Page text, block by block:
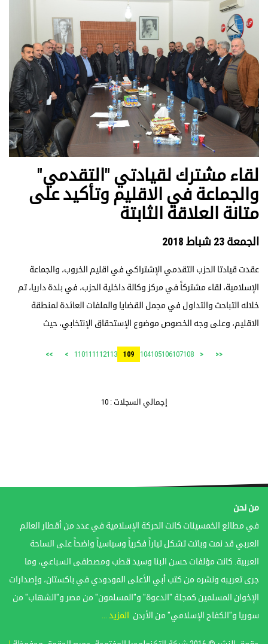
لقاء مشترك لقيادتي "التقدمي"
والجماعة في الاقليم وتأكيد على
متانة العلاقة الثابتة
الجمعة 23 شباط 2018
عقدت قيادتا الحزب التقدمي الإشتراكي في اقليم الخروب، والجماعة
الإسلامية، لقاء مشتركاً في مركز وكالة داخلية الحزب، في بلدة داريا، تم
خلاله التباحث والتداول في مجمل القضايا والملفات العائدة لمنطقة
الاقليم، وعلى وجه الخصوص موضوع الإستحقاق الإنتخابي، حيث
<<
<
104105106107108
109
110111112113
>
>>
إجمالي السجلات : 10
من نحن
في مطالع الخمسينات كانت الحركة الإسلامية في عدد من أقطار العالم
العربي قد نمت وباتت تشكل تياراً فكرياً وسياسياً واضحاً على الساحة
العربية. كانت مؤلفات حسن البنا وسيد قطب ومصطفى السباعي، وما
جرى تعريبه ونشره من كتب أبي الأعلى المودودي في باكستان، وإصدارات
الإخوان المسلمين كمجلة "الدعوة" و"المسلمون" من مصر و"الشهاب" من
سوريا و"الكفاح الإسلامي" من الأردن
المزيد ...